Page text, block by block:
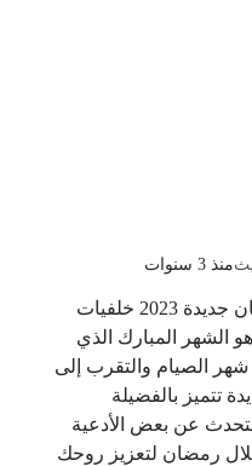
منذ 3 سنوات
ادعية رمضان 2023 صورعن رمضان جديدة 2023 خلفيات
الشهر المبارك الذي
الصيام والتقرب إلى
تتميز بالفضيلة
عن بعض الأدعية
رمضان لتعزيز روحك